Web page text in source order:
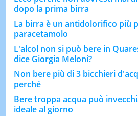
dopo la prima birra
La birra è un antidolorifico più
paracetamolo
L'alcol non si può bere in
dice Giorgia Meloni?
Non bere più di 3 bicchieri
perché
Bere troppa acqua può
ideale al giorno